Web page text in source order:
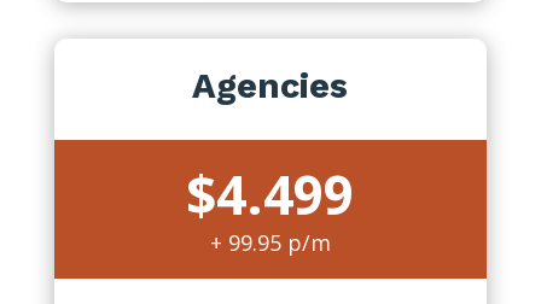
Agencies
$4.499
+ 99.95 p/m